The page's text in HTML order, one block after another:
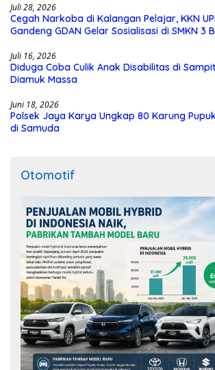
Juli 28, 2026
Cegah Narkoba di Kalangan Pelajar, KKN
Gandeng GDAN Gelar Sosialisasi di SMKN 3
Juli 16, 2026
Diduga Coba Culik Anak Disabilitas di
Diamuk Massa
Juni 18, 2026
Polsek Jaya Karya Ungkap 80 Karung
di Samuda
Otomotif